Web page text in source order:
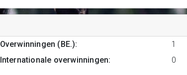
Overwinningen (BE.):
1
Internationale overwinningen: 0